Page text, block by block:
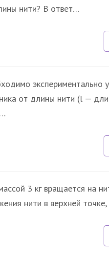
нити? В ответ…
экспериментально
от длины нити (l —
3 кг вращается на
нити в верхней